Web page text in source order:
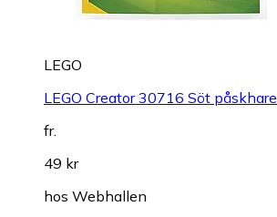
LEGO
LEGO Creator 30716 Söt påskhare
fr.
49 kr
hos Webhallen